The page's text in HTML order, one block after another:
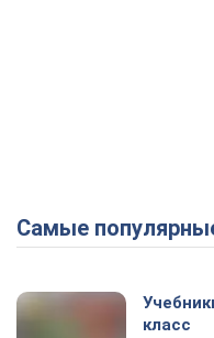
Самые
класс